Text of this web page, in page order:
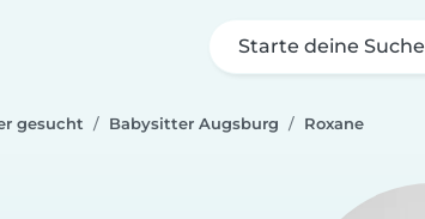
Starte deine Suche
gesucht Babysitter Augsburg Roxane